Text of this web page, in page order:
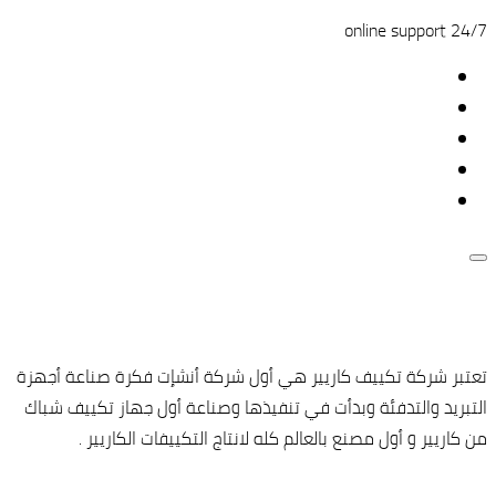
24/7 online support
تعتبر شركة تكييف كاريير هي أول شركة أنشإت فكرة صناعة أجهزة
التبريد والتدفئة وبدأت في تنفيذها وصناعة أول جهاز تكييف شباك
من كاريير و أول مصنع بالعالم كله لانتاج التكييفات الكاريير .